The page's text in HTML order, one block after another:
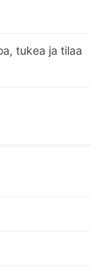
tukea ja tilaa